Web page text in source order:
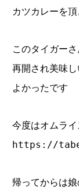
カツカレーを
このタイガー
再開され美味
よかったです
今度はオムラ
https://
帰ってからは